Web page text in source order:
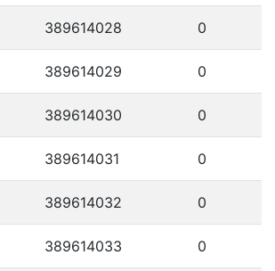
389614028 0
389614029 0
389614030 0
389614031 0
389614032 0
389614033 0